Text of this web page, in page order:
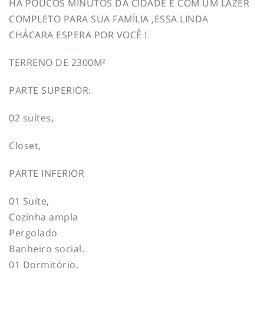
HÁ POUCOS MINUTOS DA CIDADE E COM UM LAZER
COMPLETO PARA SUA FAMÍLIA ,ESSA LINDA
CHÁCARA ESPERA POR VOCÊ !
TERRENO DE 2300M²
PARTE SUPERIOR.
02 suítes,
Closet,
PARTE INFERIOR
01 Suíte,
Cozinha ampla
Pergolado
Banheiro social.
01 Dormitório,